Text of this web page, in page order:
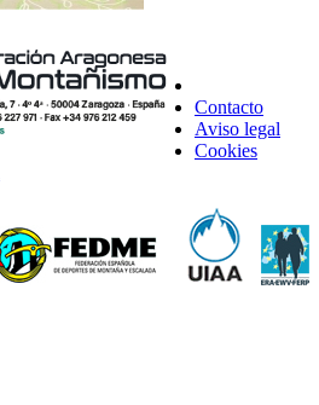
Contacto
Aviso legal
Cookies